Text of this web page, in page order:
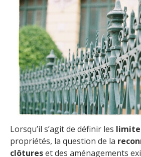
Lorsqu’il s’agit de définir les
propriétés, la question de la
clôtureset des aménagements